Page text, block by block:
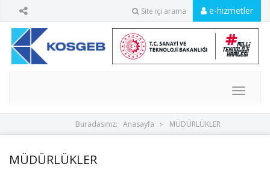
Site içi arama e-hizmetler
MENU
Buradasınız: Anasayfa MÜDÜRLÜKLER
MÜDÜRLÜKLER